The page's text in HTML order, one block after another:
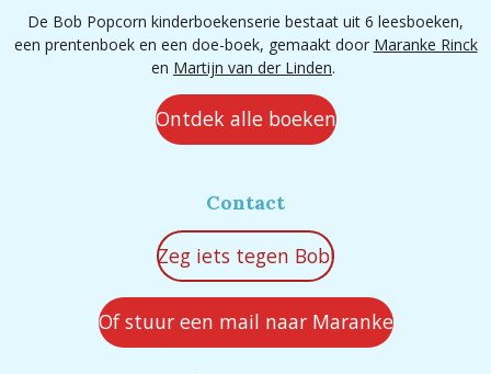
De Bob Popcorn kinderboekenserie bestaat uit 6 leesboeken,
een prentenboek en een doe-boek, gemaakt door Maranke Rinck
en Martijn van der Linden.
Ontdek alle boeken
Contact
Zeg iets tegen Bob!
Of stuur een mail naar Maranke